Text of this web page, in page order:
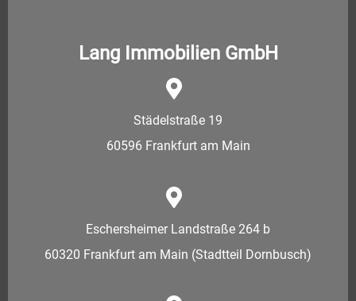
Lang Immobilien GmbH
Städelstraße 19
60596 Frankfurt am Main
Eschersheimer Landstraße 264 b
60320 Frankfurt am Main (Stadtteil Dornbusch)